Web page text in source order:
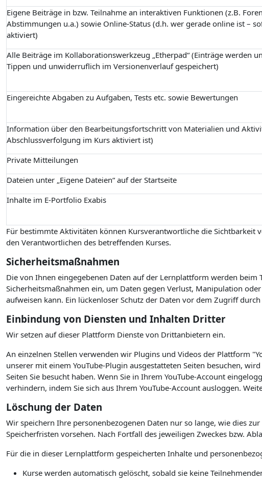
Eigene Beiträge in bzw. Teilnahme an interaktiven Funktionen (z.B.
Abstimmungen u.a.) sowie Online-Status (d.h. wer gerade online ist –
aktiviert)
Alle Beiträge im Kollaborationswerkzeug „Etherpad“ (Einträge werden
Tippen und unwiderruflich im Versionenverlauf gespeichert)
Eingereichte Abgaben zu Aufgaben, Tests etc. sowie Bewertungen
Information über den Bearbeitungsfortschritt von Materialien und
Abschlussverfolgung im Kurs aktiviert ist)
Private Mitteilungen
Dateien unter „Eigene Dateien“ auf der Startseite
Inhalte im E-Portfolio Exabis
Für bestimmte Aktivitäten können Kursverantwortliche die Sichtbarkeit
den Verantwortlichen des betreffenden Kurses.
Sicherheitsmaßnahmen
Die von Ihnen eingegebenen Daten auf der Lernplattform werden beim
Sicherheitsmaßnahmen ein, um Daten gegen Verlust, Manipulation
aufweisen kann. Ein lückenloser Schutz der Daten vor dem Zugriff
Einbindung von Diensten und Inhalten Dritter
Wir setzen auf dieser Plattform Dienste von Drittanbietern ein.
An einzelnen Stellen verwenden wir Plugins und Videos der Plattform
unserer mit einem YouTube-Plugin ausgestatteten Seiten besuchen,
Seiten Sie besucht haben. Wenn Sie in Ihrem YouTube-Account
verhindern, indem Sie sich aus Ihrem YouTube-Account ausloggen.
Löschung der Daten
Wir speichern Ihre personenbezogenen Daten nur so lange, wie dies
Speicherfristen vorsehen. Nach Fortfall des jeweiligen Zweckes bzw.
Für die in dieser Lernplattform gespeicherten Inhalte und
Kurse werden automatisch gelöscht, sobald sie keine